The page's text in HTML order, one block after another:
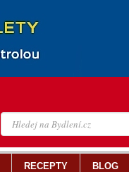
RECEPTY BLOG